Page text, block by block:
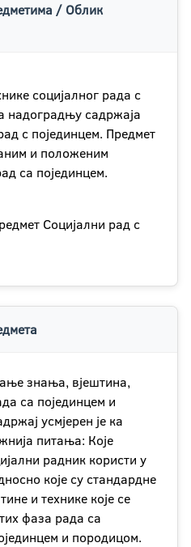
/ Облик
социјалног рада с
надоградњу садржаја
с појединцем. Предмет
и положеним
са појединцем.
Социјални рад с
знања, вјештина,
са појединцем и
усмјерен је ка
питања: Које
радник користи у
које су стандардне
и технике које се
фаза рада са
и породицом.